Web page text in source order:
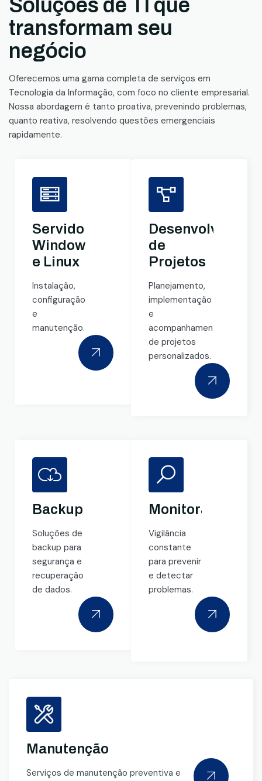
Soluções de TI que
transformam seu
negócio
Oferecemos uma gama completa de serviços em
Tecnologia da Informação, com foco no cliente empresarial.
Nossa abordagem é tanto proativa, prevenindo problemas,
quanto reativa, resolvendo questões emergenciais
rapidamente.
Servidores
Windows
e Linux
Instalação,
configuração
e
manutenção.
de
Projetos
Planejamento,
implementação
e
acompanhamento
de projetos
personalizados.
Backup
Soluções de
backup para
segurança e
recuperação
de dados.
Monitoramento
Vigilância
constante
para prevenir
e detectar
problemas.
Manutenção
Serviços de manutenção preventiva e